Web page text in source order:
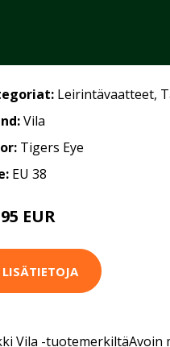
Leirintävaatteet,
Vila
Tigers Eye
EU 38
EUR
LISÄTIETOJA
Vila -tuotemerkiltäAvoin